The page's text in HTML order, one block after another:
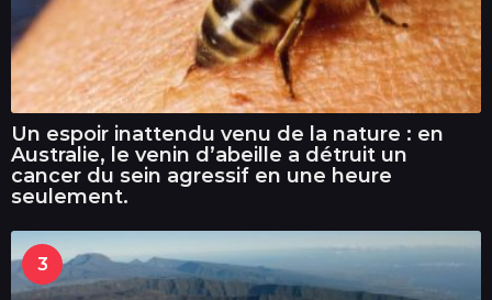
Un espoir inattendu venu de la nature : en
Australie, le venin d’abeille a détruit un
cancer du sein agressif en une heure
seulement.
3